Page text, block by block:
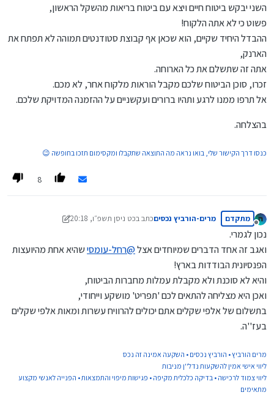
השני יבקש ביטוח חיים ויצא עם ביטוח בריאות מהשקל הראשון,
פשוט כי לא אתה הלקוח!
ההבדל היחיד שקיים, הוא שכאן אף קבוצת סטודנטים תמוהה לא תפתח את
הארנק,
אתה זה שתשלם את כל הארוחה.
זכרו, סוכן הביטוח שלכם מקבל הוראות מלקוח אחר, לא מכם.
אל תרפו ממנו לרגע ותהיו ברורים ועקשניים על ההזמנה המדויקת שלכם.
בהצלחה.
כנסו דרך הקישור שלי, בואו נראה מה התוצאה שתקבלו ומקסימום תזכו בחופשה 😉
8
מנותק
מתקדם מרים-הורביץ נכסיםכתב בכט ניסן תשפ״ו, 20:18
נערך לאחרונה על ידי מרים-הורביץ נכסים
נכון לגמרי.
ואגב זה אחד הדברים שמיוחדים אצל@רחל-עומסישהיא אחת מהיועצות
הפנסיונית הבודדות בארץ!
והיא לא סוכנת ולא מקבלת עמלות מחברות הביטוח,
ואכן היא מצליחה להתאים לכם 'תפריט' מושקע וייחודי,
בתשלום של אלפי שקלים אתם יכולים להרוויח עשרות ומאות אלפי שקלים
בעז''ה.
מרים הורביץ • הורביץ נכסים • השקעה אמינה זה נכס
ליווי אישי אמין להשקעות נדל''ן מניבות
ליווי צמוד לרכישה • בדיקה כלכלית מקיפה • פגישות מיפוי והתמצאות • הפנייה לאנשי מקצוע
מתאימים